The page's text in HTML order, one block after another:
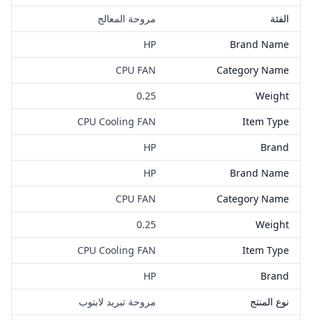
الفئة
مروحة المعالج
Brand Name
HP
Category Name
CPU FAN
Weight
0.25
Item Type
CPU Cooling FAN
Brand
HP
Brand Name
HP
Category Name
CPU FAN
Weight
0.25
Item Type
CPU Cooling FAN
Brand
HP
نوع المنتج
مروحة تبريد لابتوب